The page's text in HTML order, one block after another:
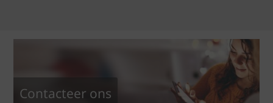
Contacteer ons